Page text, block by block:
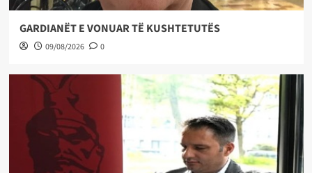
GARDIANËT E VONUAR TË KUSHTETUTËS
09/08/2026 0